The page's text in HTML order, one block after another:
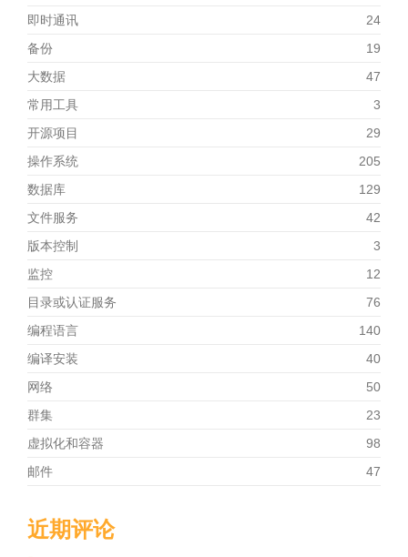
即时通讯
24
备份
19
大数据
47
常用工具
3
开源项目
29
操作系统
205
数据库
129
文件服务
42
版本控制
3
监控
12
目录或认证服务
76
编程语言
140
编译安装
40
网络
50
群集
23
虚拟化和容器
98
邮件
47
近期评论